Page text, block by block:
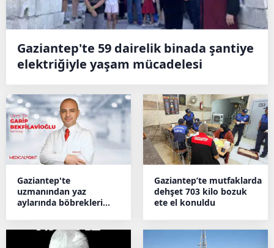
Gaziantep'te 59 dairelik binada şantiye
elektriğiyle yaşam mücadelesi
Gaziantep'te
uzmanından yaz
aylarında böbrekleri
Gaziantep’te mutfaklarda
dehşet 703 kilo bozuk
ete el konuldu